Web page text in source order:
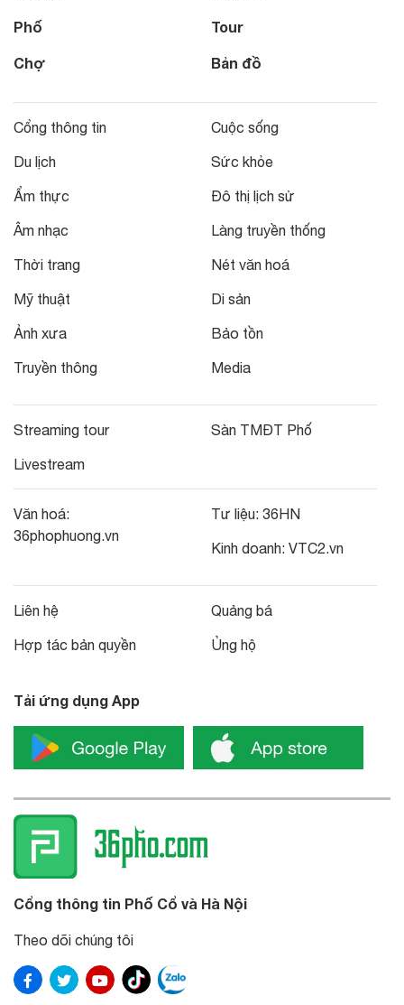
Phố
Chợ
Tour
Bản đồ
Cổng thông tin
Du lịch
Ẩm thực
Âm nhạc
Thời trang
Mỹ thuật
Ảnh xưa
Truyền thông
Cuộc sống
Sức khỏe
Đô thị lịch sử
Làng truyền thống
Nét văn hoá
Di sản
Bảo tồn
Media
Streaming tour
Livestream
Sàn TMĐT Phố
Văn hoá:
36phophuong.vn
Tư liệu: 36HN
Kinh doanh: VTC2.vn
Liên hệ
Hợp tác bản quyền
Quảng bá
Ủng hộ
Tải ứng dụng App
Cổng thông tin Phố Cổ và Hà Nội
Theo dõi chúng tôi